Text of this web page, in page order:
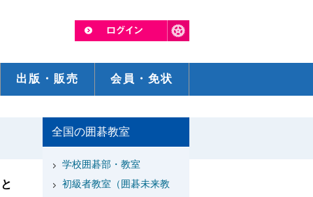
出版・販売 会員・免状
全国の囲碁教室
学校囲碁部・教室
初級者教室（囲碁未来教